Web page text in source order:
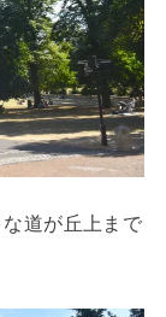
道が丘上まで